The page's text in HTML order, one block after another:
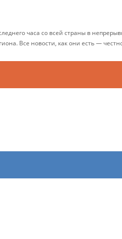
часа со всей страны в
Все новости, как они есть —